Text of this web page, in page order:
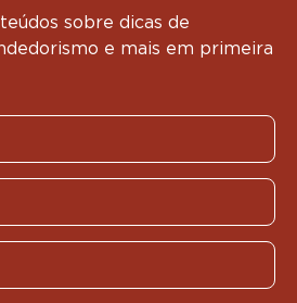
sobre dicas de
e mais em primeira